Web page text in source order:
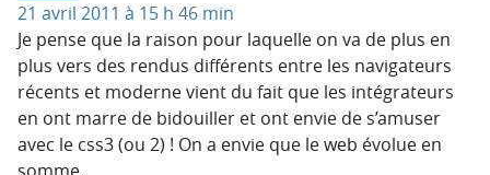
21 avril 2011 à 15 h 46 min
Je pense que la raison pour laquelle on va de plus en
plus vers des rendus différents entre les navigateurs
récents et moderne vient du fait que les intégrateurs
en ont marre de bidouiller et ont envie de s’amuser
avec le css3 (ou 2) ! On a envie que le web évolue en